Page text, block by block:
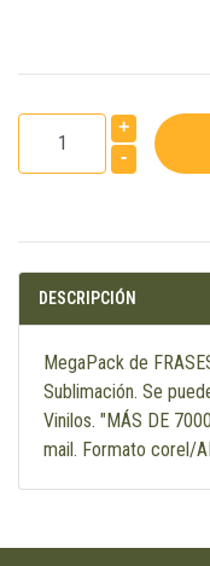
+
-
DESCRIPCIÓN
MegaPack de
Sublimación. Se
Vinilos. "MÁS DE
mail. Formato corel/